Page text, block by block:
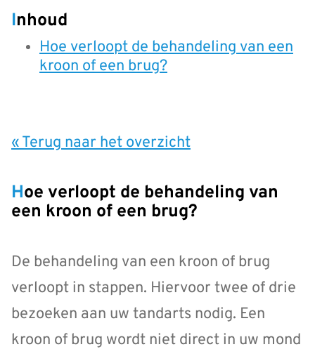
Inhoud
Hoe verloopt de behandeling van een
kroon of een brug?
« Terug naar het overzicht
Hoe verloopt de behandeling van
een kroon of een brug?
De behandeling van een kroon of brug
verloopt in stappen. Hiervoor twee of drie
bezoeken aan uw tandarts nodig. Een
kroon of brug wordt niet direct in uw mond